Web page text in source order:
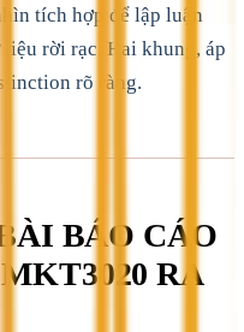
tích hợp để lập luận
rời rạc. Hai khung, áp
rõ ràng.
BÁO CÁO
RA